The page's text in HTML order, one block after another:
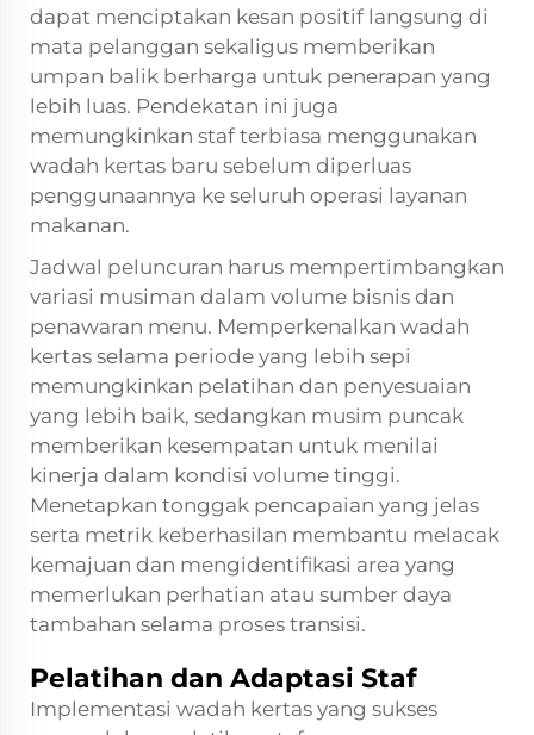
dapat menciptakan kesan positif langsung di
mata pelanggan sekaligus memberikan
umpan balik berharga untuk penerapan yang
lebih luas. Pendekatan ini juga
memungkinkan staf terbiasa menggunakan
wadah kertas baru sebelum diperluas
penggunaannya ke seluruh operasi layanan
makanan.
Jadwal peluncuran harus mempertimbangkan
variasi musiman dalam volume bisnis dan
penawaran menu. Memperkenalkan wadah
kertas selama periode yang lebih sepi
memungkinkan pelatihan dan penyesuaian
yang lebih baik, sedangkan musim puncak
memberikan kesempatan untuk menilai
kinerja dalam kondisi volume tinggi.
Menetapkan tonggak pencapaian yang jelas
serta metrik keberhasilan membantu melacak
kemajuan dan mengidentifikasi area yang
memerlukan perhatian atau sumber daya
tambahan selama proses transisi.
Pelatihan dan Adaptasi Staf
Implementasi wadah kertas yang sukses